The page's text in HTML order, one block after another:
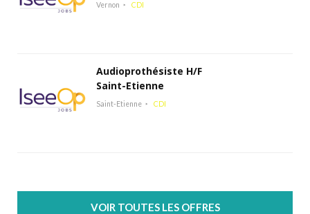
Vernon CDI
Audioprothésiste H/F
Saint-Etienne
Saint-Etienne CDI
VOIR TOUTES LES OFFRES